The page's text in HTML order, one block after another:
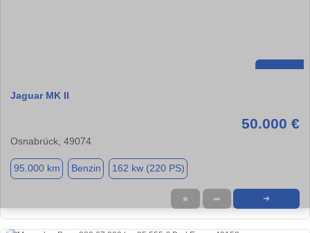
Jaguar MK II
50.000 €
Osnabrück, 49074
95.000 km Benzin 162 kw (220 PS)
★ ➦ ➜